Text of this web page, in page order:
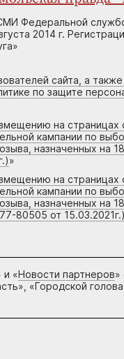
Федеральной
2014 г.
сайта, а
по защите
на
кампании по
назначенных на
»
на
кампании по
назначенных на
80505 от
и «Новости партнеров»
«Городской